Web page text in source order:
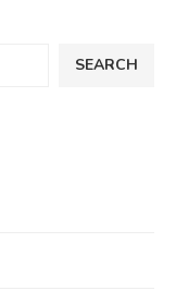
SEARCH